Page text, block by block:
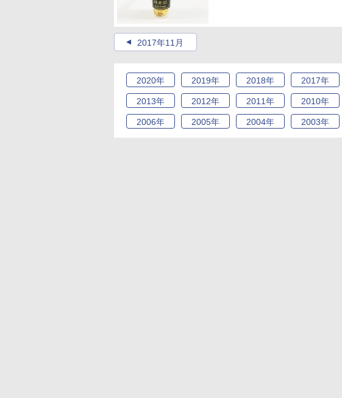
2017年11月
2020年 2019年 2018年 2017年
2013年 2012年 2011年 2010年
2006年 2005年 2004年 2003年